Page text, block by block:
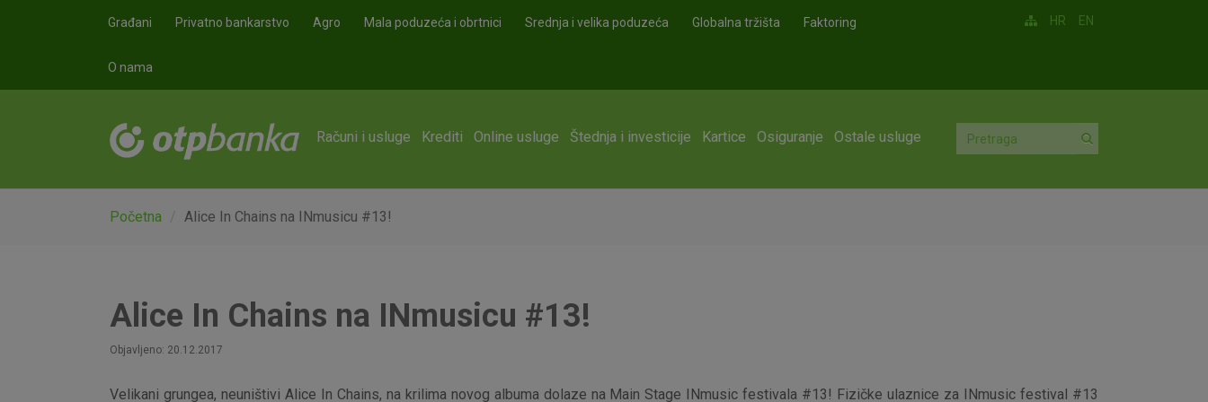
Građani Privatno bankarstvo Agro Mala poduzeća i obrtnici Srednja i velika poduzeća Globalna tržišta Faktoring
O nama
HR EN
Računi i usluge Krediti Online usluge Štednja i investicije Kartice Osiguranje Ostale usluge
Početna Alice In Chains na INmusicu #13!
Alice In Chains na INmusicu #13!
Objavljeno: 20.12.2017
Velikani grungea, neuništivi Alice In Chains, na krilima novog albuma dolaze na Main Stage INmusic festivala #13! Fizičke ulaznice za INmusic festival #13